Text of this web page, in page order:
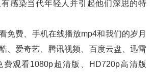
感染当代年轻人并引起他们深思的特
免费、手机在线播放mp4和我们的岁月
、爱奇艺、腾讯视频、百度云盘、迅雷
费观看1080p超清版、HD720p高清版